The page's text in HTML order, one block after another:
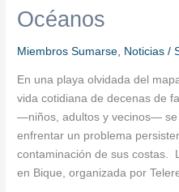
Océanos
Miembros Sumarse, Noticias /
En una playa olvidada del
vida cotidiana de decenas de
—niños, adultos y vecinos— se
enfrentar un problema
contaminación de sus costas.
en Bique, organizada por
Mundial
los